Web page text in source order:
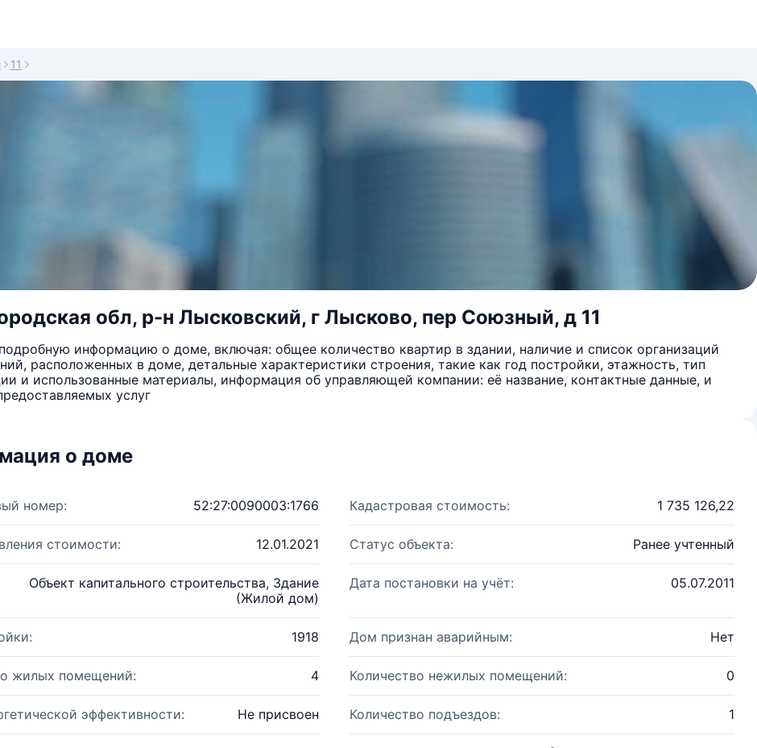
11
обл, р-н Лысковский, г Лысково, пер Союзный, д 11
информацию о доме, включая: общее количество квартир в здании, наличие и список организаций
расположенных в доме, детальные характеристики строения, такие как год постройки, этажность, тип
и использованные материалы, информация об управляющей компании: её название, контактные данные, и
услуг
о доме
номер: 52:27:0090003:1766 Кадастровая стоимость: 1 735 126,22
стоимости: 12.01.2021 Статус объекта: Ранее учтенный
Объект капитального строительства, Здание
(Жилой дом)
Дата постановки на учёт: 05.07.2011
1918 Дом признан аварийным: Нет
жилых помещений: 4 Количество нежилых помещений: 0
эффективности: Не присвоен Количество подъездов: 1